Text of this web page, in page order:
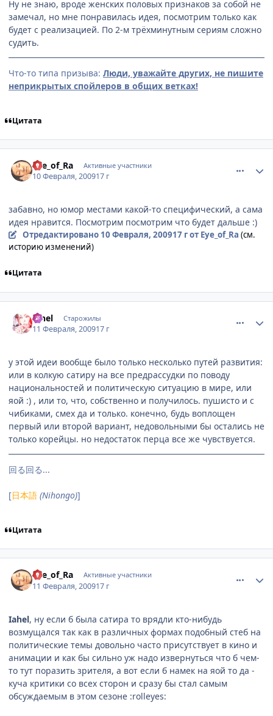
Ну не знаю, вроде женских половых признаков за собой не
замечал, но мне понравилась идея, посмотрим только как
будет с реализацией. По 2-м трёхминутным сериям сложно
судить.
Что-то типа призыва: Люди, уважайте других, не пишите
неприкрытых спойлеров в общих ветках!
Цитата
Eye_of_Ra Активные участники
10 Февраля, 200917 г
забавно, но юмор местами какой-то специфический, а сама
идея нравится. Посмотрим посмотрим что будет дальше :)
Отредактировано 10 Февраля, 200917 гот Eye_of_Ra (см.
историю изменений)
Цитата
Iahel Старожилы
11 Февраля, 200917 г
у этой идеи вообще было только несколько путей развития:
или в колкую сатиру на все предрассудки по поводу
национальностей и политическую ситуацию в мире, или
яой :) , или то, что, собственно и получилось. пушисто и с
чибиками, смех да и только. конечно, будь воплощен
первый или второй вариант, недовольными бы остались не
только корейцы. но недостаток перца все же чувствуется.
回る回る...
[日本語 (Nihongo)]
Цитата
Eye_of_Ra Активные участники
11 Февраля, 200917 г
Iahel, ну если б была сатира то врядли кто-нибудь
возмущался так как в различных формах подобный стеб на
политические темы довольно часто присутствует в кино и
анимации и как бы сильно уж надо извернуться что б чем-
то тут поразить зрителя, а вот если б намек на яой то да -
куча критики со всех сторон и сразу бы стал самым
обсуждаемым в этом сезоне :rolleyes: